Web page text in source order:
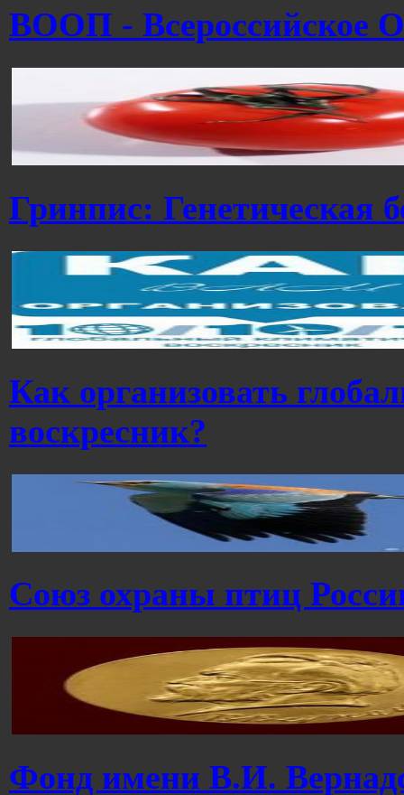
ВООП - Всероссийское
Гринпис: Генетическая
Как организовать
воскресник?
Cоюз охраны птиц
Фонд имени В.И.